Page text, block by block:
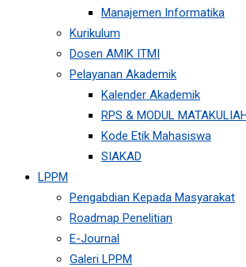
Manajemen Informatika
Kurikulum
Dosen AMIK ITMI
Pelayanan Akademik
Kalender Akademik
RPS & MODUL
Kode Etik Mahasiswa
SIAKAD
LPPM
Pengabdian Kepada Masyarakat
Roadmap Penelitian
E-Journal
Galeri LPPM